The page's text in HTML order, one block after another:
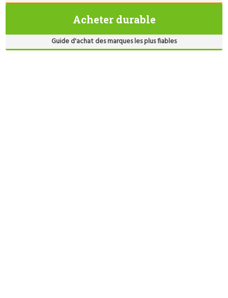
Acheter durable
Guide d'achat des marques les plus fiables